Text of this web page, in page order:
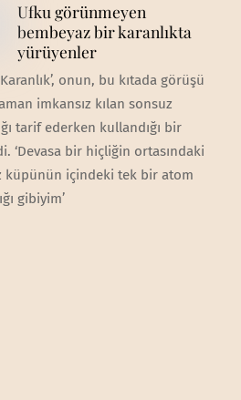
Ufku görünmeyen
bembeyaz bir karanlıkta
yürüyenler
Karanlık’, onun, bu kıtada görüşü
imkansız kılan sonsuz
tarif ederken kullandığı bir
‘Devasa bir hiçliğin ortasındaki
küpünün içindeki tek bir atom
gibiyim’